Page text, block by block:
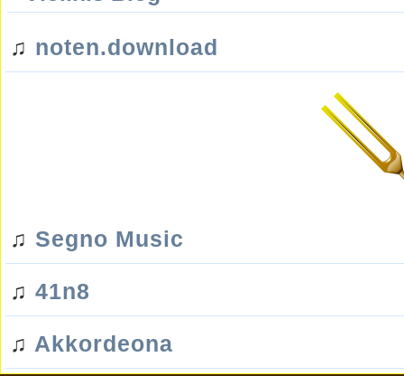
♫ noten.download
♫ Segno Music
♫ 41n8
♫ Akkordeona